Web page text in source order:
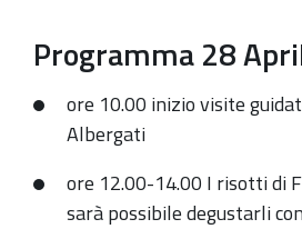
Programma 28
ore 10.00 inizio visite
Albergati
ore 12.00-14.00 I risotti di
sarà possibile degustarli